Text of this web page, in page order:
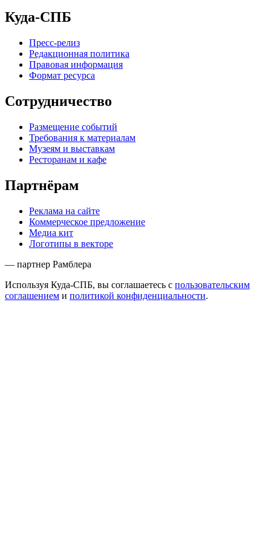
Куда-СПБ
Пресс-релиз
Редакционная политика
Правовая информация
Формат ресурса
Сотрудничество
Размещение событий
Требования к материалам
Музеям и выставкам
Ресторанам и кафе
Партнёрам
Реклама на сайте
Коммерческое предложение
Медиа кит
Логотипы в векторе
— партнер Рамблера
Используя Куда-СПБ, вы соглашаетесь с пользовательским
соглашением и политикой конфиденциальности.